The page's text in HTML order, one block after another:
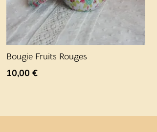
Bougie Fruits Rouges
10,00 €